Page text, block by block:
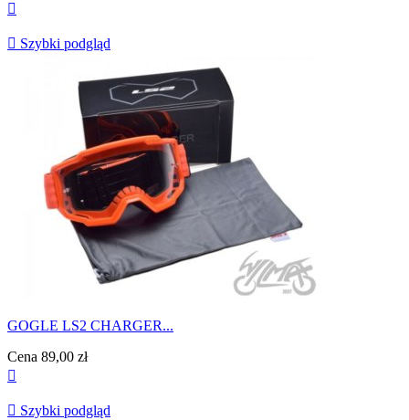

 Szybki podgląd
GOGLE LS2 CHARGER...
Cena 89,00 zł

 Szybki podgląd